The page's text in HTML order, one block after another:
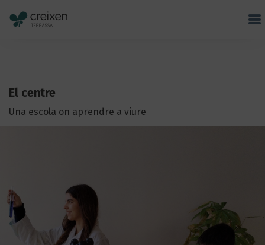
El centre
Una escola on aprendre a viure